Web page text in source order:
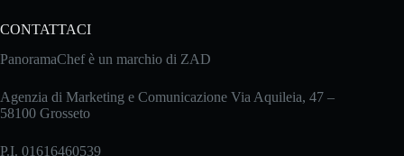
CONTATTACI
PanoramaChef è un marchio di ZAD
Agenzia di Marketing e Comunicazione Via Aquileia, 47 –
58100 Grosseto
P.I. 01616460539